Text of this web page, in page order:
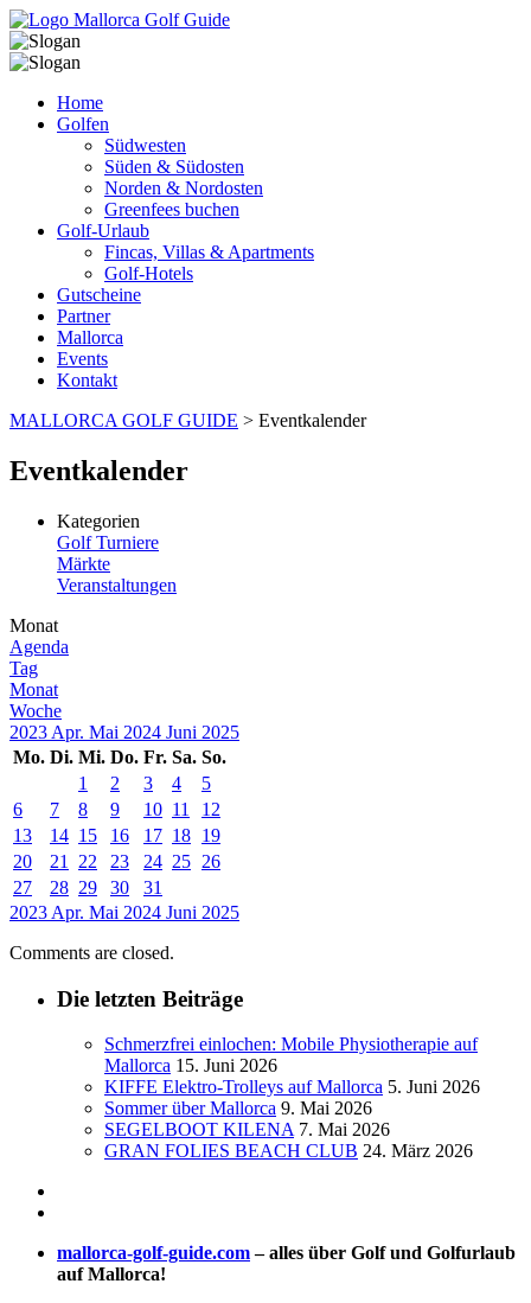
Home
Golfen
Südwesten
Süden & Südosten
Norden & Nordosten
Greenfees buchen
Golf-Urlaub
Fincas, Villas & Apartments
Golf-Hotels
Gutscheine
Partner
Mallorca
Events
Kontakt
MALLORCA GOLF GUIDE > Eventkalender
Eventkalender
Kategorien
Golf Turniere
Märkte
Veranstaltungen
Monat
Agenda
Tag
Monat
Woche
2023 Apr. Mai 2024 Juni 2025
Mo. Di. Mi. Do. Fr. Sa. So.
1
2 3 4
5
6
7 8 9 10 11
12
13
14 15 16 17 18 19
20
21 22 23 24 25 26
27
28 29 30
31
2023 Apr. Mai 2024 Juni 2025
Comments are closed.
Die letzten Beiträge
Schmerzfrei einlochen: Mobile Physiotherapie auf
Mallorca 15. Juni 2026
KIFFE Elektro-Trolleys auf Mallorca 5. Juni 2026
Sommer über Mallorca 9. Mai 2026
SEGELBOOT KILENA 7. Mai 2026
GRAN FOLIES BEACH CLUB 24. März 2026
mallorca-golf-guide.com– alles über Golf und Golfurlaub
auf Mallorca!